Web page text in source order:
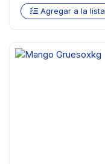
Agregar a la lista